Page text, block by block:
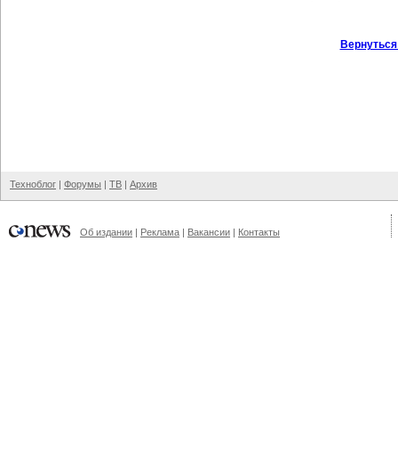
Техноблог | Форумы | ТВ | Архив
Об издании | Реклама | Вакансии | Контакты